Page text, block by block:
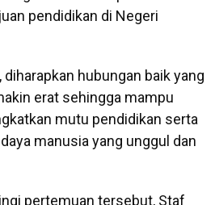
pendidikan di Negeri
hubungan baik yang
erat sehingga mampu
mutu pendidikan serta
manusia yang unggul dan
pertemuan tersebut, Staf